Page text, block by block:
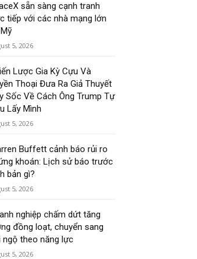
sẵn sàng cạnh tranh
tiếp với các nhà mạng lớn
5, 2026
Lược Gia Kỳ Cựu Và
Thoại Đưa Ra Giả Thuyết
Sốc Về Cách Ông Trump Tự
Lấy Mình
5, 2026
Buffett cảnh báo rủi ro
khoán: Lịch sử báo trước
bản gì?
5, 2026
nghiệp chấm dứt tăng
đồng loạt, chuyển sang
ngộ theo năng lực
5, 2026